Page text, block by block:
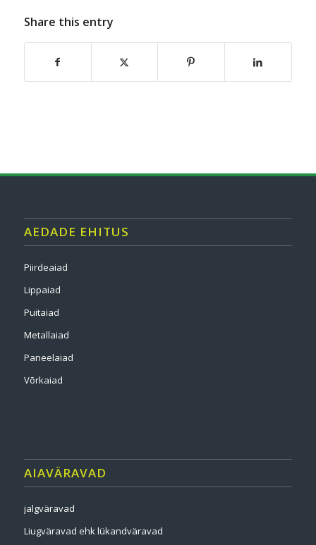
Share this entry
AEDADE EHITUS
Piirdeaiad
Lippaiad
Puitaiad
Metallaiad
Paneelaiad
Võrkaiad
AIAVÄRAVAD
jalgväravad
Liugväravad ehk lükandväravad